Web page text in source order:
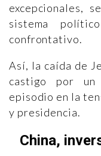
excepcionales,
sistema
confrontativo.
Así, la caída de
castigo por un
episodio en la
y presidencia.
China,